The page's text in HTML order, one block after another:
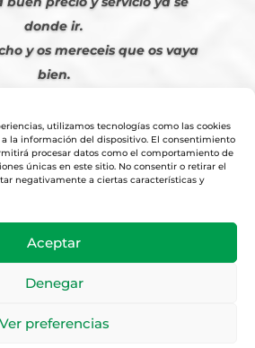
utilizamos tecnologías como las cookies
la información del dispositivo. El consentimiento
procesar datos como el comportamiento de
únicas en este sitio. No consentir o retirar el
negativamente a ciertas características y
Aceptar
Denegar
Ver preferencias
donde ir.
y os mereceis que os vaya
bien.
Condiciones Venta Online
Web,Agencia web-espana.es